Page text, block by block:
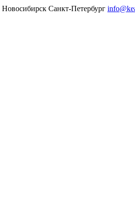
Новосибирск Санкт-Петербург